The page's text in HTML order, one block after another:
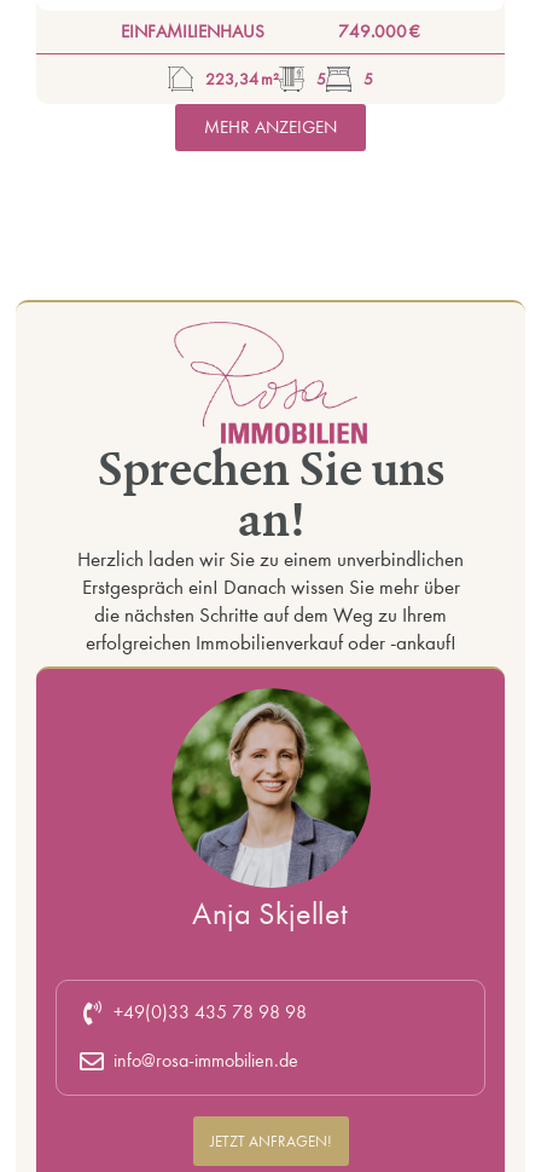
EINFAMILIENHAUS 749.000 €
223,34 m² 5 5
MEHR ANZEIGEN
Sprechen Sie uns
an!
Herzlich laden wir Sie zu einem unverbindlichen
Erstgespräch ein! Danach wissen Sie mehr über
die nächsten Schritte auf dem Weg zu Ihrem
erfolgreichen Immobilienverkauf oder -ankauf!
Anja Skjellet
+49(0)33 435 78 98 98
info@rosa-immobilien.de
JETZT ANFRAGEN!